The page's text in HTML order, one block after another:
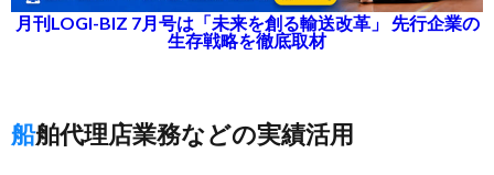
月刊LOGI-BIZ 7月号は「未来を創る輸送改革」 先行企業の
生存戦略を徹底取材
船舶代理店業務などの実績活用